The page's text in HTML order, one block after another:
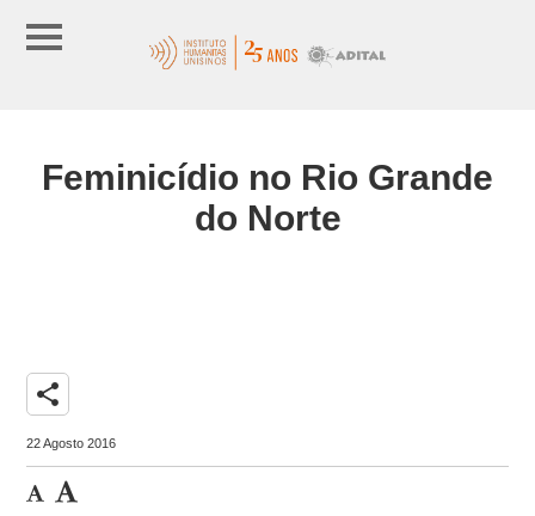
Feminicídio no Rio Grande
do Norte
share
22 Agosto 2016